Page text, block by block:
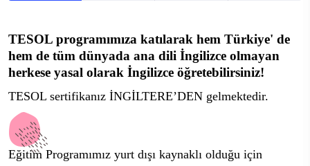
TESOL programımıza katılarak hem Türkiye' de
hem de tüm dünyada ana dili İngilizce olmayan
herkese yasal olarak İngilizce öğretebilirsiniz!
TESOL sertifikanız İNGİLTERE’DEN gelmektedir.
Eğitim Programımız yurt dışı kaynaklı olduğu için